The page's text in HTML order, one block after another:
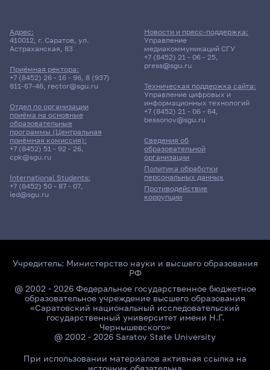
Адрес:
410012, г. Саратов, ул.
Астраханская, 83
Приёмная ректора:
+7 (8452) 26 - 16 - 96, 8 (937)
811-67-46, rector@sgu.ru
Отдел по организации
приёма на основные
образовательные
программы (Центральная
приёмная комиссия):
+7 (8452) 51 - 92 - 26,
cpk@sgu.ru
International Students:
+7 (8452) 50 - 87 - 07,
ied@sgu.ru
Сведения об
образовательной
организации
Политика обработки
персональных данных
Противодействие
коррупции
Новости и пресс-поддержка:
Управление
медиакоммуникаций СГУ
+7 (8452) 21 - 06 - 25,
press@sgu.ru
Техническая поддержка сайта:
Управление цифровых и
информационных технологий
+7 (8452) 21 - 06 - 64,
bessonov@sgu.ru
Учредитель: Министерство науки и высшего образования
РФ
@ 2002 - 2026 Федеральное государственное бюджетное
образовательное учреждение высшего образования
«Саратовский национальный исследовательский
государственный университет имени Н.Г.
Чернышевского»
@ 2002 - 2026 Saratov State University
При использовании материалов активная ссылка на
источник обязательна